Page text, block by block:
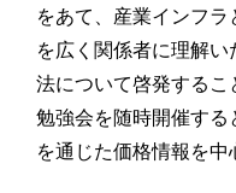
をあて、産業インフ
を広く関係者に理解
法について啓発するこ
勉強会を随時開催す
を通じた価格情報を中